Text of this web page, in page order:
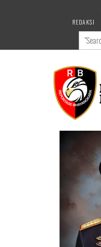
REDAKSI